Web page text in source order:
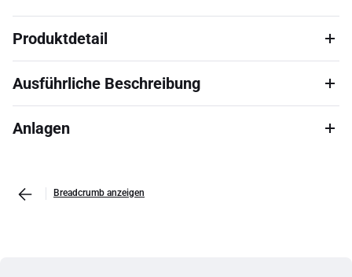
Produktdetail
Ausführliche Beschreibung
Anlagen
Breadcrumb anzeigen